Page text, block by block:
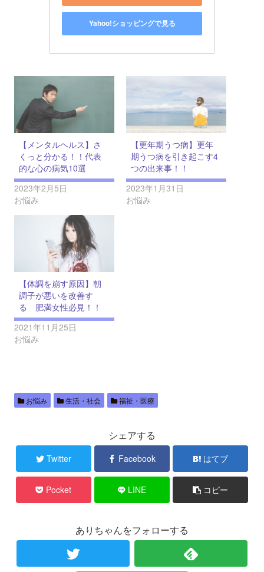
Yahoo!ショッピングで見る
【メンタルヘルス】さ
くっと分かる！！代表
的な心の病気10選
2023年2月5日
お悩み
【更年期うつ病】更年
期うつ病を引き起こす4
つの出来事！！
2023年1月31日
お悩み
【体調を崩す原因】朝
調子が悪いを改善す
る 肥満女性必見！！
2021年11月25日
お悩み
お悩み 生活・社会 福祉・医療
シェアする
Twitter Facebook はてブ
Pocket LINE コピー
ありちゃんをフォローする